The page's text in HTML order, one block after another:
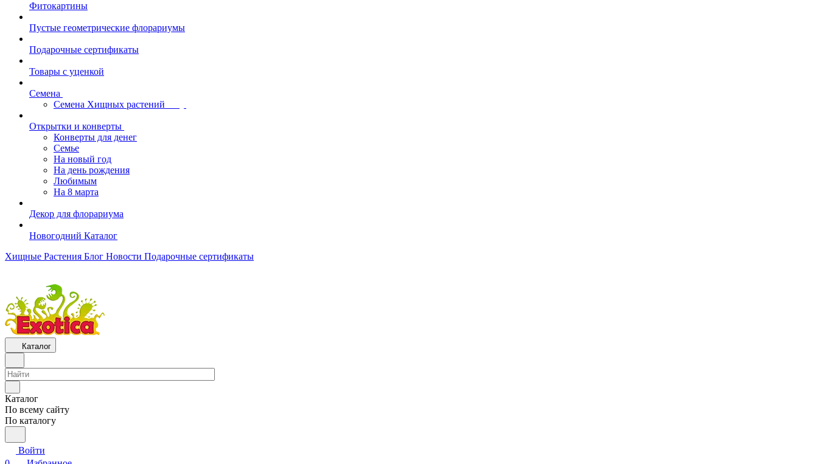
Фитокартины
Пустые геометрические флорариумы
Подарочные сертификаты
Товары с уценкой
Семена
Семена Хищных растений
Открытки и конверты
Конверты для денег
Семье
На новый год
На день рождения
Любимым
На 8 марта
Декор для флорариума
Новогодний Каталог
Хищные Растения Блог Новости Подарочные сертификаты
Каталог
Каталог
По всему сайту
По каталогу
Войти